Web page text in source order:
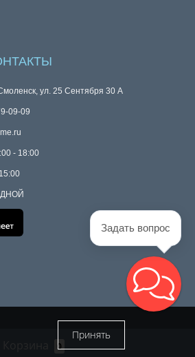
ул. 25 Сентября 30 А
09-09
- 18:00
0
Принять
Задать вопрос